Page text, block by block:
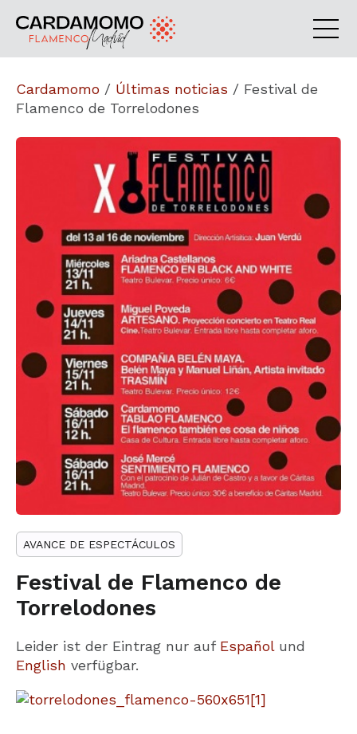
Cardamomo / Últimas noticias / Festival de
Flamenco de Torrelodones
AVANCE DE ESPECTÁCULOS
Festival de Flamenco de
Torrelodones
Leider ist der Eintrag nur auf Españolund
English verfügbar.